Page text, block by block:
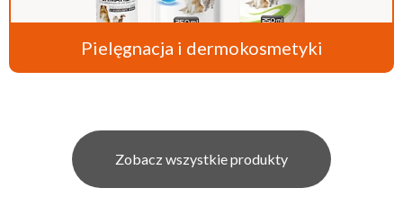
Pielęgnacja i dermokosmetyki
Zobacz wszystkie produkty